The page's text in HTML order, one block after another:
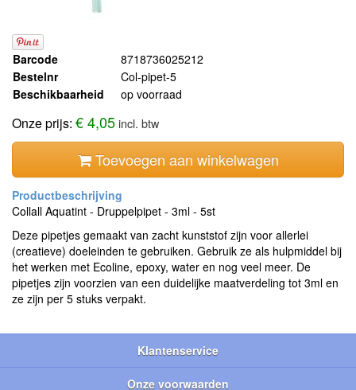
Barcode
8718736025212
Bestelnr
Col-pipet-5
Beschikbaarheid
op voorraad
Onze prijs: € 4,05incl. btw
Toevoegen aan winkelwagen
Collall Aquatint - Druppelpipet - 3ml - 5st
Deze pipetjes gemaakt van zacht kunststof zijn voor allerlei
(creatieve) doeleinden te gebruiken. Gebruik ze als hulpmiddel bij
het werken met Ecoline, epoxy, water en nog veel meer. De
pipetjes zijn voorzien van een duidelijke maatverdeling tot 3ml en
ze zijn per 5 stuks verpakt.
Klantenservice
Onze voorwaarden